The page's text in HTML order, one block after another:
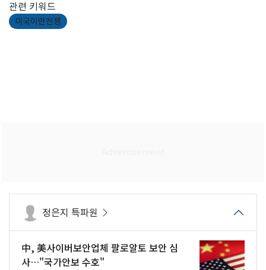
관련 키워드
미국이란전쟁
정은지 특파원
中, 美사이버보안업체 팔로알토 보안 심
사…"국가안보 수호"